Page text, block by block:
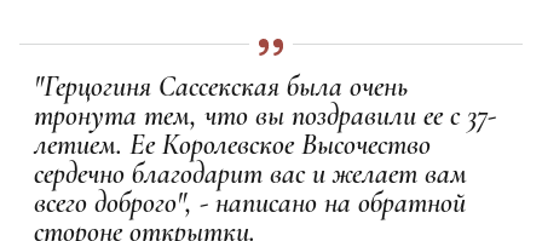
"Герцогиня Сассекская была очень
тронута тем, что вы поздравили ее с 37-
летием. Ее Королевское Высочество
сердечно благодарит вас и желает вам
всего доброго", - написано на обратной
стороне открытки.